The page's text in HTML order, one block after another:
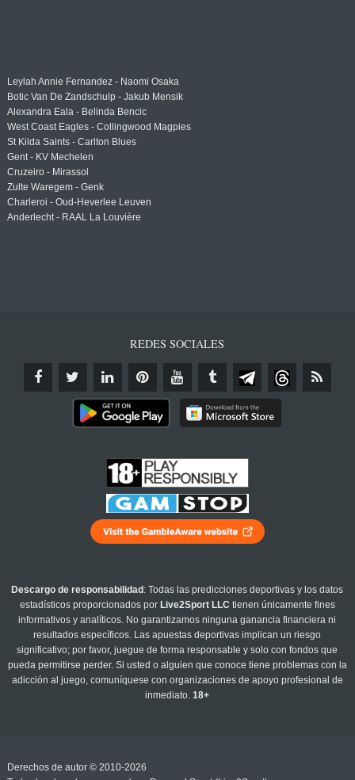
Leylah Annie Fernandez - Naomi Osaka
Botic Van De Zandschulp - Jakub Mensik
Alexandra Eala - Belinda Bencic
West Coast Eagles - Collingwood Magpies
St Kilda Saints - Carlton Blues
Gent - KV Mechelen
Cruzeiro - Mirassol
Zulte Waregem - Genk
Charleroi - Oud-Heverlee Leuven
Anderlecht - RAAL La Louvière
REDES SOCIALES
Descargo de responsabilidad : Todas las predicciones deportivas y los datos
estadísticos proporcionados por Live2Sport LLC tienen únicamente fines
informativos y analíticos. No garantizamos ninguna ganancia financiera ni
resultados específicos. Las apuestas deportivas implican un riesgo
significativo; por favor, juegue de forma responsable y solo con fondos que
pueda permitirse perder. Si usted o alguien que conoce tiene problemas con la
adicción al juego, comuníquese con organizaciones de apoyo profesional de
inmediato.18+
Derechos de autor © 2010-2026